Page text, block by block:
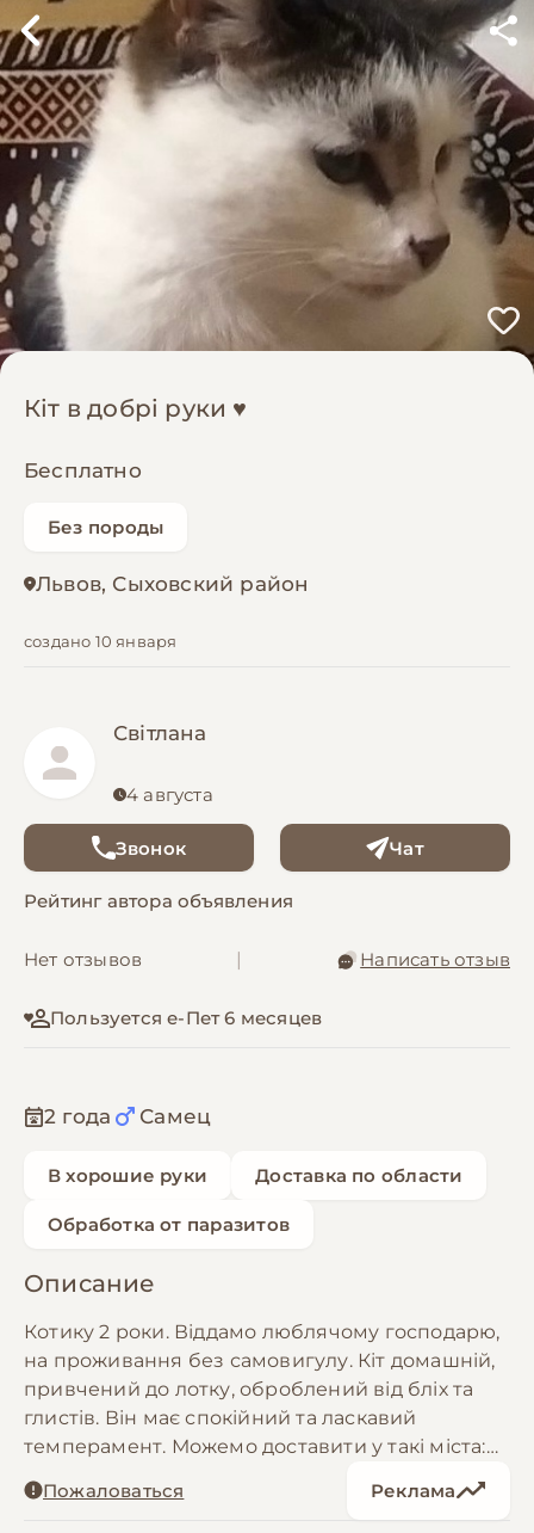
Кіт в добрі руки ♥️
Бесплатно
Без породы
Львов, Сыховский район
создано 10 января
Світлана
4 августа
Звонок Чат
Рейтинг автора объявления
Нет отзывов Написать отзыв
Пользуется е-Пет 6 месяцев
2 года Самец
В хорошие руки Доставка по области
Обработка от паразитов
Описание
Котику 2 роки. Віддамо люблячому господарю,
на проживання без самовигулу. Кіт домашній,
привчений до лотку, оброблений від бліх та
глистів. Він має спокійний та ласкавий
темперамент. Можемо доставити у такі міста:
Якщо не відповідатиму на повідомлення,
Пожаловаться Реклама